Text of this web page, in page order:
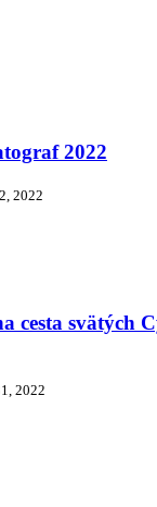
2022
2022
cesta svätých
2022